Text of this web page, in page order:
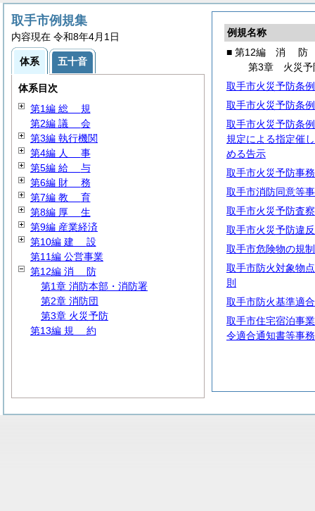
例規名称
■ 第12編 消 防
第3章 火災予
取手市火災予防条例
取手市火災予防条
取手市火災予防条
規定による指定催
める告示
取手市火災予防事
取手市消防同意等
取手市火災予防査
取手市火災予防違
取手市危険物の規
取手市防火対象物
則
取手市防火基準適
取手市住宅宿泊事
令適合通知書等事
取手市例規集
内容現在 令和8年4月1日
体系 五十音
体系目次
第1編 総 規
第2編 議 会
第3編 執行機関
第4編 人 事
第5編 給 与
第6編 財 務
第7編 教 育
第8編 厚 生
第9編 産業経済
第10編 建 設
第11編 公営事業
第12編 消 防
第1章 消防本部・消防署
第2章 消防団
第3章 火災予防
第13編 規 約